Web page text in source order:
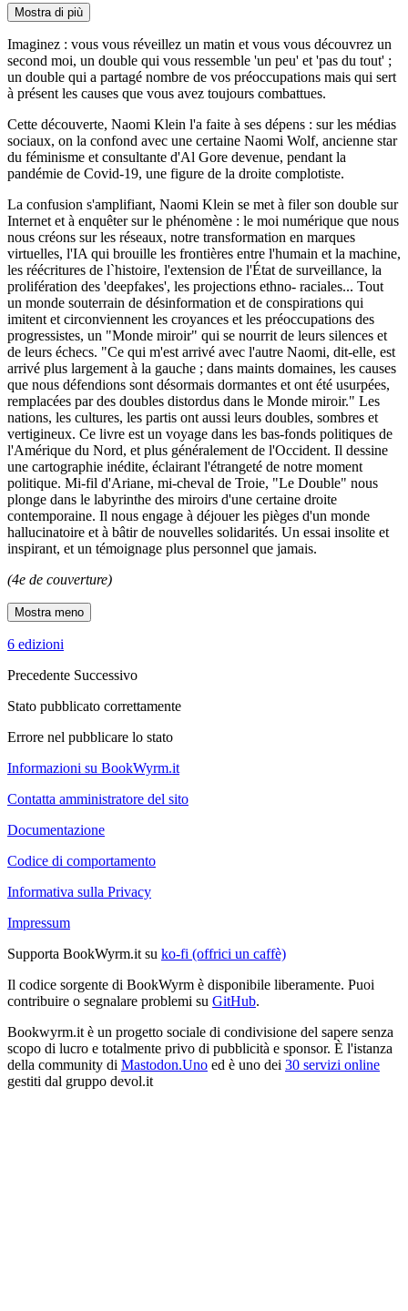
Mostra di più
Imaginez : vous vous réveillez un matin et vous vous découvrez un
second moi, un double qui vous ressemble 'un peu' et 'pas du tout' ;
un double qui a partagé nombre de vos préoccupations mais qui sert
à présent les causes que vous avez toujours combattues.
Cette découverte, Naomi Klein l'a faite à ses dépens : sur les médias
sociaux, on la confond avec une certaine Naomi Wolf, ancienne star
du féminisme et consultante d'Al Gore devenue, pendant la
pandémie de Covid-19, une figure de la droite complotiste.
La confusion s'amplifiant, Naomi Klein se met à filer son double sur
Internet et à enquêter sur le phénomène : le moi numérique que nous
nous créons sur les réseaux, notre transformation en marques
virtuelles, l'IA qui brouille les frontières entre l'humain et la machine,
les réécritures de l`histoire, l'extension de l'État de surveillance, la
prolifération des 'deepfakes', les projections ethno- raciales... Tout
un monde souterrain de désinformation et de conspirations qui
imitent et circonviennent les croyances et les préoccupations des
progressistes, un "Monde miroir" qui se nourrit de leurs silences et
de leurs échecs. "Ce qui m'est arrivé avec l'autre Naomi, dit-elle, est
arrivé plus largement à la gauche ; dans maints domaines, les causes
que nous défendions sont désormais dormantes et ont été usurpées,
remplacées par des doubles distordus dans le Monde miroir." Les
nations, les cultures, les partis ont aussi leurs doubles, sombres et
vertigineux. Ce livre est un voyage dans les bas-fonds politiques de
l'Amérique du Nord, et plus généralement de l'Occident. Il dessine
une cartographie inédite, éclairant l'étrangeté de notre moment
politique. Mi-fil d'Ariane, mi-cheval de Troie, "Le Double" nous
plonge dans le labyrinthe des miroirs d'une certaine droite
contemporaine. Il nous engage à déjouer les pièges d'un monde
hallucinatoire et à bâtir de nouvelles solidarités. Un essai insolite et
inspirant, et un témoignage plus personnel que jamais.
(4e de couverture)
Mostra meno
6 edizioni
Precedente Successivo
Stato pubblicato correttamente
Errore nel pubblicare lo stato
Informazioni su BookWyrm.it
Contatta amministratore del sito
Documentazione
Codice di comportamento
Informativa sulla Privacy
Impressum
Supporta BookWyrm.it su ko-fi (offrici un caffè)
Il codice sorgente di BookWyrm è disponibile liberamente. Puoi
contribuire o segnalare problemi su GitHub.
Bookwyrm.it è un progetto sociale di condivisione del sapere senza
scopo di lucro e totalmente privo di pubblicità e sponsor. È l'istanza
della community di Mastodon.Uno ed è uno dei 30 servizi online
gestiti dal gruppo devol.it